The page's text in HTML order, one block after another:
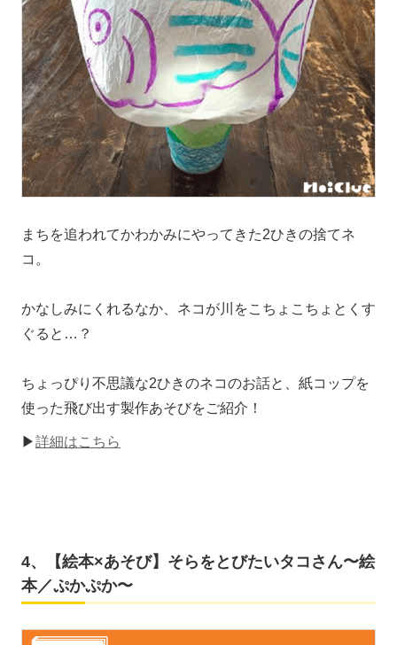
まちを追われてかわかみにやってきた2ひきの捨てネ
コ。
かなしみにくれるなか、ネコが川をこちょこちょとくす
ぐると…？
ちょっぴり不思議な2ひきのネコのお話と、紙コップを
使った飛び出す製作あそびをご紹介！
▶詳細はこちら
4、【絵本×あそび】そらをとびたいタコさん〜絵
本／ぷかぷか〜